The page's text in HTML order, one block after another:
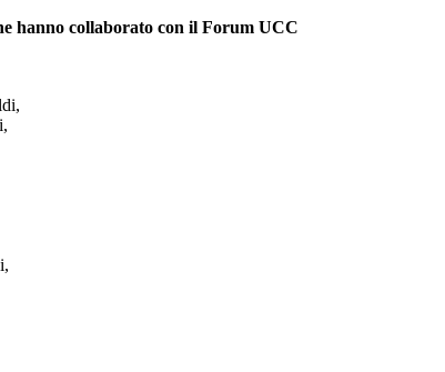
hanno collaborato con il Forum UCC